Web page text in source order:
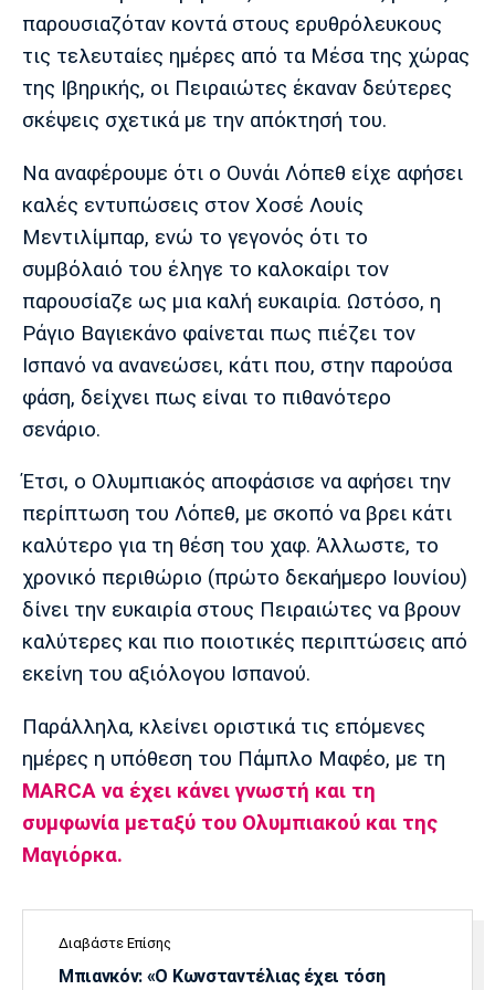
Πολιτισμός
Τραγούδια
Cine Spot
Running
Media
Παρασκήνιο
Πρόγραμμα TV
Ιωνικός Κηφισιά Πανσερραϊκός
Μπαρτσελόνα
Ρεάλ
Μαδρίτης
Ατλέτικο
Μαδρίτης
Μάντσεστερ
Γιουνάιτεντ
Τσέλσι Άρσεναλ
Μάντσεστερ
Σίτι
Γιουβέντους
Μπάγερν
Μπορούσια
Ντόρτμουντ
Παρί Σεν
Μαρσέιγ
Αστέρας
παρουσιαζόταν κοντά στους ερυθρόλευκους
τις τελευταίες ημέρες από τα Μέσα της χώρας
της Ιβηρικής, οι Πειραιώτες έκαναν δεύτερες
σκέψεις σχετικά με την απόκτησή του.
Να αναφέρουμε ότι ο Ουνάι Λόπεθ είχε αφήσει
καλές εντυπώσεις στον Χοσέ Λουίς
Μεντιλίμπαρ, ενώ το γεγονός ότι το
συμβόλαιό του έληγε το καλοκαίρι τον
παρουσίαζε ως μια καλή ευκαιρία. Ωστόσο, η
Ράγιο Βαγιεκάνο φαίνεται πως πιέζει τον
Ισπανό να ανανεώσει, κάτι που, στην παρούσα
φάση, δείχνει πως είναι το πιθανότερο
σενάριο.
Έτσι, ο Ολυμπιακός αποφάσισε να αφήσει την
περίπτωση του Λόπεθ, με σκοπό να βρει κάτι
καλύτερο για τη θέση του χαφ. Άλλωστε, το
χρονικό περιθώριο (πρώτο δεκαήμερο Ιουνίου)
δίνει την ευκαιρία στους Πειραιώτες να βρουν
καλύτερες και πιο ποιοτικές περιπτώσεις από
εκείνη του αξιόλογου Ισπανού.
Παράλληλα, κλείνει οριστικά τις επόμενες
ημέρες η υπόθεση του Πάμπλο Μαφέο, με τη
MARCA να έχει κάνει γνωστή και τη
συμφωνία μεταξύ του Ολυμπιακού και της
Μαγιόρκα.
Διαβάστε Επίσης
Μπιανκόν: «Ο Κωνσταντέλιας έχει τόση